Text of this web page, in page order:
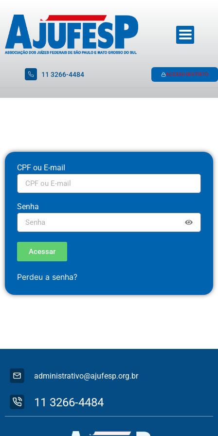
11 3266-4484 ACESSO RESTRITO
CPF ou E-mail
Senha
Acessar
Perdeu a senha?
administrativo@ajufesp.org.br
11 3266-4484